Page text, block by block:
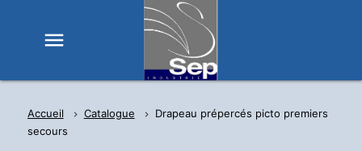
menu
Accueil Catalogue
Drapeau prépercés picto premiers
secours